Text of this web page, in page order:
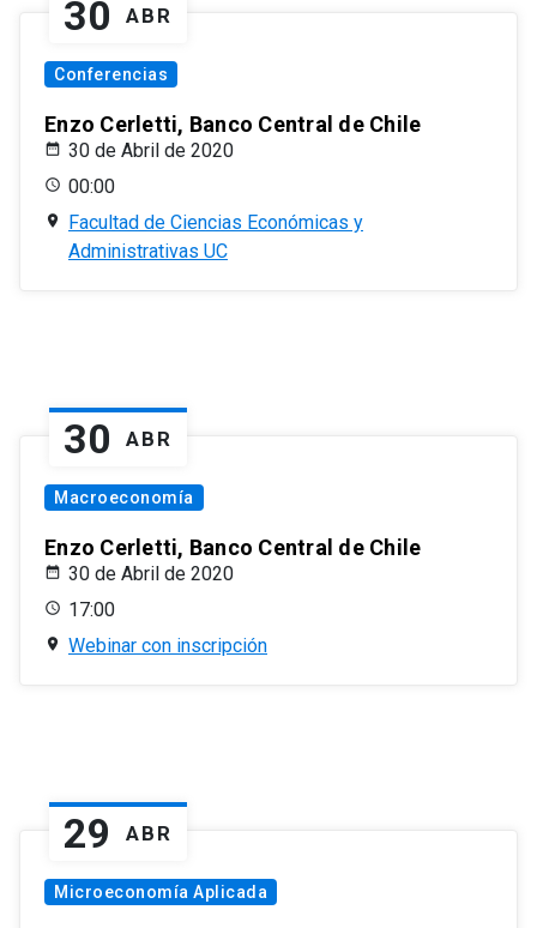
30 ABR
Conferencias
Enzo Cerletti, Banco Central de Chile
30 de Abril de 2020
00:00
Facultad de Ciencias Económicas y
Administrativas UC
30 ABR
Macroeconomía
Enzo Cerletti, Banco Central de Chile
30 de Abril de 2020
17:00
Webinar con inscripción
29 ABR
Microeconomía Aplicada